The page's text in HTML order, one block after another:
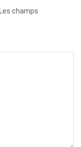
Les champs